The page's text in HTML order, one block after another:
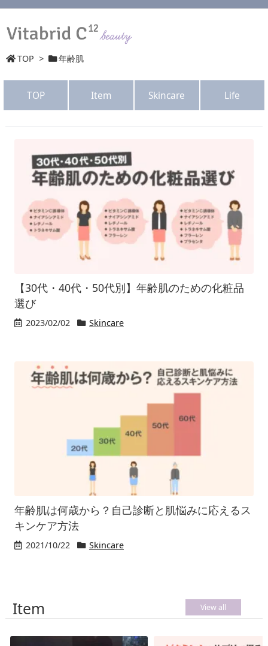
TOP > 年齢肌
TOP Item Skincare Life
【30代・40代・50代別】年齢肌のための化粧品
選び
2023/02/02 Skincare
年齢肌は何歳から？自己診断と肌悩みに応えるス
キンケア方法
2021/10/22 Skincare
View all
Item